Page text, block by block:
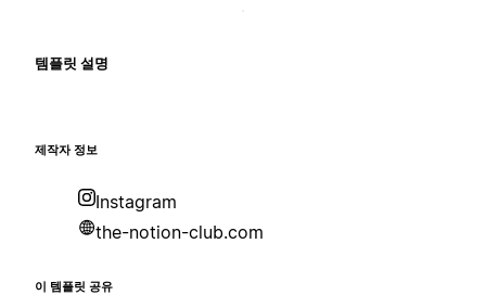
템플릿 설명
제작자 정보
Instagram
the-notion-club.com
이 템플릿 공유